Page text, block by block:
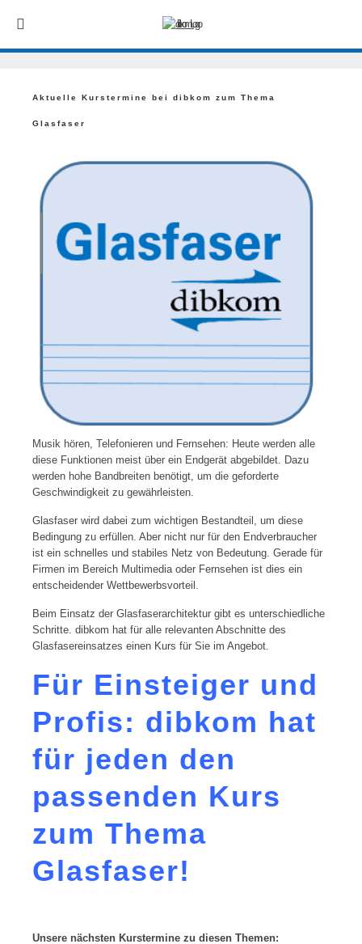
Aktuelle Kurstermine bei dibkom zum Thema
Glasfaser
Musik hören, Telefonieren und Fernsehen: Heute werden alle
diese Funktionen meist über ein Endgerät abgebildet. Dazu
werden hohe Bandbreiten benötigt, um die geforderte
Geschwindigkeit zu gewährleisten.
Glasfaser wird dabei zum wichtigen Bestandteil, um diese
Bedingung zu erfüllen. Aber nicht nur für den Endverbraucher
ist ein schnelles und stabiles Netz von Bedeutung. Gerade für
Firmen im Bereich Multimedia oder Fernsehen ist dies ein
entscheidender Wettbewerbsvorteil.
Beim Einsatz der Glasfaserarchitektur gibt es unterschiedliche
Schritte. dibkom hat für alle relevanten Abschnitte des
Glasfasereinsatzes einen Kurs für Sie im Angebot.
Für Einsteiger und
Profis: dibkom hat
für jeden den
passenden Kurs
zum Thema
Glasfaser!
Unsere nächsten Kurstermine zu diesen Themen: